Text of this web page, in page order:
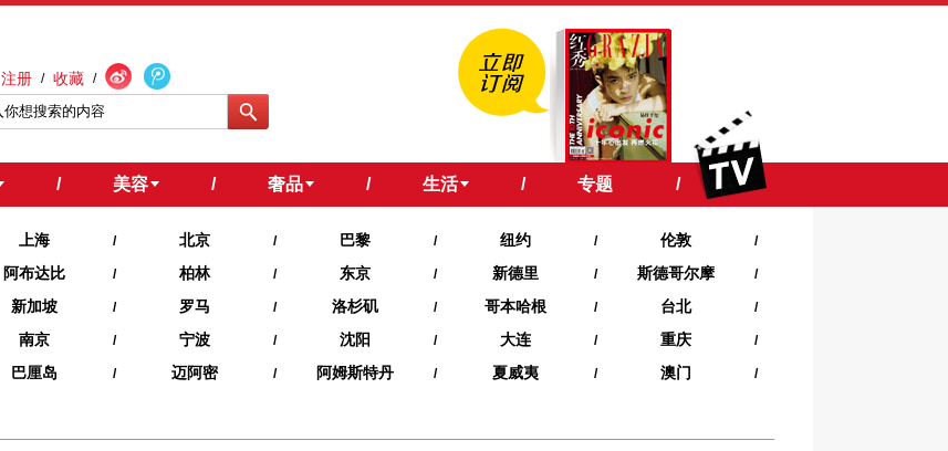
注册 / 收藏 /
/ 美容 / 奢品 / 生活 / 专题 /
上海 / 北京 / 巴黎 / 纽约 / 伦敦 /
阿布达比 / 柏林 / 东京 / 新德里 / 斯德哥尔摩 /
新加坡 / 罗马 / 洛杉矶 / 哥本哈根 / 台北 /
南京 / 宁波 / 沈阳 / 大连 / 重庆 /
巴厘岛 / 迈阿密 / 阿姆斯特丹 / 夏威夷‍ / 澳门 /